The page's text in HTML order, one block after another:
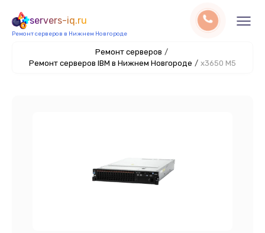
servers-iq.ru
Ремонт серверов в Нижнем Новгороде
Ремонт серверов /
Ремонт серверов IBM в Нижнем Новгороде / x3650 M5